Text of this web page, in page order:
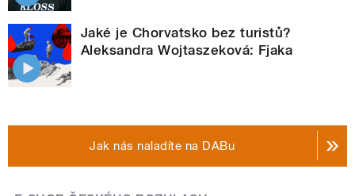
Jaké je Chorvatsko bez turistů?
Aleksandra Wojtaszeková: Fjaka
Jak nás naladíte na DABu